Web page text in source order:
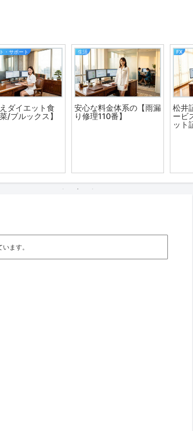
券は豊富な投資サ
を取り扱う老舗ネ
看護師さんの転職 生
行
主
ます。